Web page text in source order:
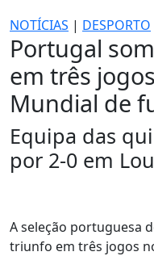
NOTÍCIAS | DESPORTO
Portugal
em três
Mundial de
Equipa das
por 2-0 em
A seleção portuguesa
triunfo em três jogos